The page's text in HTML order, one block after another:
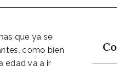
que ya se
como bien
edad va a ir